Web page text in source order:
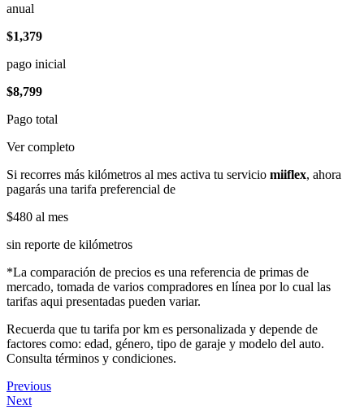
anual
$1,379
pago inicial
$8,799
Pago total
Ver completo
Si recorres más kilómetros al mes activa tu servicio miiflex, ahora
pagarás una tarifa preferencial de
$480 al mes
sin reporte de kilómetros
*La comparación de precios es una referencia de primas de
mercado, tomada de varios compradores en línea por lo cual las
tarifas aqui presentadas pueden variar.
Recuerda que tu tarifa por km es personalizada y depende de
factores como: edad, género, tipo de garaje y modelo del auto.
Consulta términos y condiciones.
Previous
Next